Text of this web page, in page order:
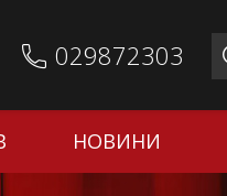
029872303
НОВИНИ